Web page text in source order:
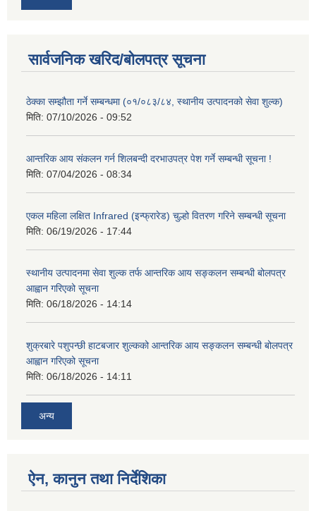
सार्वजनिक खरिद/बोलपत्र सूचना
ठेक्का सम्झौता गर्ने सम्बन्धमा (०१/०८३/८४, स्थानीय उत्पादनको सेवा शुल्क)
मिति: 07/10/2026 - 09:52
आन्तरिक आय संकलन गर्न शिलबन्दी दरभाउपत्र पेश गर्ने सम्बन्धी सूचना !
मिति: 07/04/2026 - 08:34
एकल महिला लक्षित Infrared (इन्फ्रारेड) चुल्हो वितरण गरिने सम्बन्धी सूचना
मिति: 06/19/2026 - 17:44
स्थानीय उत्पादनमा सेवा शुल्क तर्फ आन्तरिक आय सङ्कलन सम्बन्धी बोलपत्र
आह्वान गरिएको सूचना
मिति: 06/18/2026 - 14:14
शुक्रबारे पशुपन्छी हाटबजार शुल्कको आन्तरिक आय सङ्कलन सम्बन्धी बोलपत्र
आह्वान गरिएको सूचना
मिति: 06/18/2026 - 14:11
अन्य
ऐन, कानुन तथा निर्देशिका